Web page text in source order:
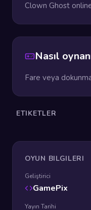
Clown Ghost
Nasıl
Fare veya
ETIKETLER
OYUN BILGILERI
Geliştirici
GamePix
Yayın Tarihi